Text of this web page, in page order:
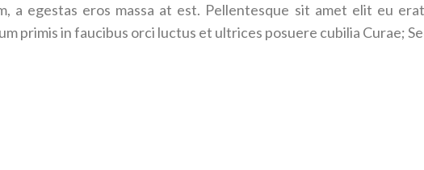
a egestas eros massa at est. Pellentesque sit amet elit eu
primis in faucibus orci luctus et ultrices posuere cubilia Curae;